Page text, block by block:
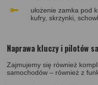
ułożenie zamka pod
kufry, skrzynki,
Naprawa kluczy i pilotów
Zajmujemy się również
samochodów – również z